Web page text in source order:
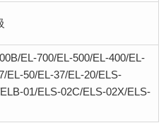
EL-700/EL-500/EL-400/EL-
EL-50/EL-37/EL-20/ELS-
01/ELS-02C/ELS-02X/ELS-